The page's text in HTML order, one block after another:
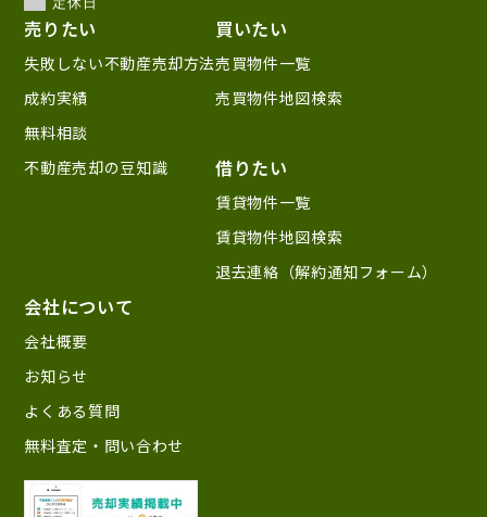
売りたい
失敗しない不動産売却方法
成約実績
無料相談
不動産売却の豆知識
買いたい
売買物件一覧
売買物件地図検索
借りたい
賃貸物件一覧
賃貸物件地図検索
退去連絡（解約通知フォーム）
会社について
会社概要
お知らせ
よくある質問
無料査定・問い合わせ